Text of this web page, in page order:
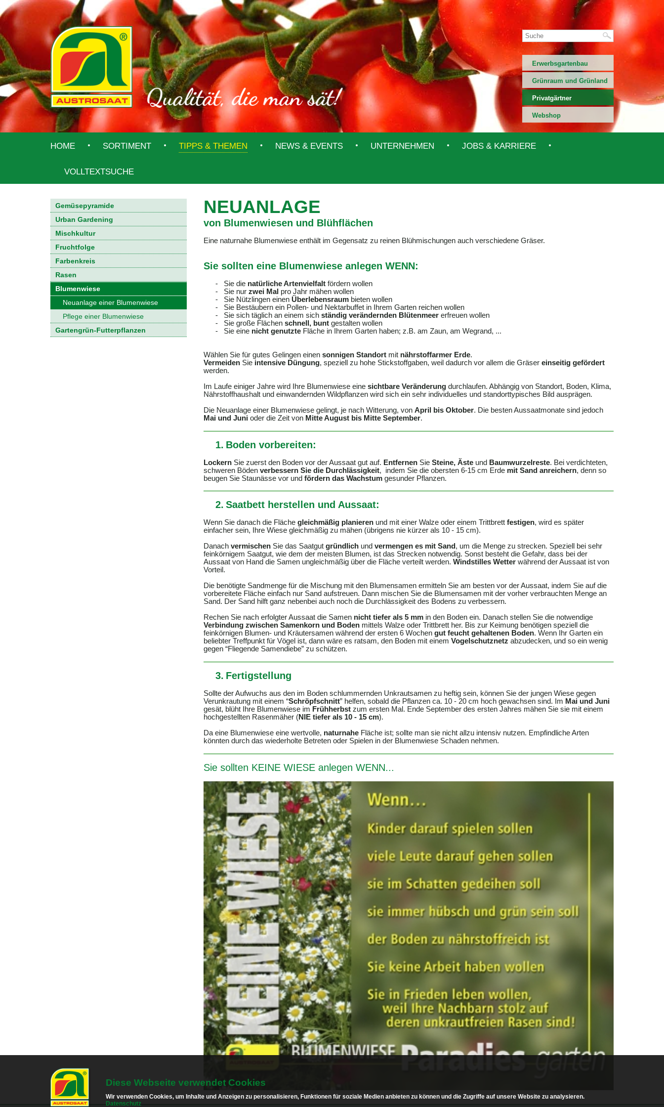
Erwerbsgartenbau
Grünraum und Grünland
Privatgärtner
Webshop
HOME SORTIMENT TIPPS & THEMEN NEWS & EVENTS UNTERNEHMEN JOBS & KARRIERE
VOLLTEXTSUCHE
Gemüsepyramide
Urban Gardening
Mischkultur
Fruchtfolge
Farbenkreis
Rasen
Blumenwiese
Neuanlage einer Blumenwiese
Pflege einer Blumenwiese
Gartengrün-Futterpflanzen
NEUANLAGE
von Blumenwiesen und Blühflächen
Eine naturnahe Blumenwiese enthält im Gegensatz zu reinen Blühmischungen auch verschiedene Gräser.
Sie sollten eine Blumenwiese anlegen WENN:
- Sie die natürliche Artenvielfalt fördern wollen
-
Sie nur zwei Mal pro Jahr mähen wollen
-
Sie Nützlingen einen Überlebensraum bieten wollen
-
Sie Bestäubern ein Pollen- und Nektarbuffet in Ihrem Garten reichen wollen
-
Sie sich täglich an einem sich ständig verändernden Blütenmeer erfreuen wollen
-
Sie große Flächen schnell, bunt gestalten wollen
-
Sie eine nicht genutzte Fläche in Ihrem Garten haben; z.B. am Zaun, am Wegrand, ...
Wählen Sie für gutes Gelingen einen sonnigen Standort mit nährstoffarmer Erde.
Vermeiden Sie intensive Düngung, speziell zu hohe Stickstoffgaben, weil dadurch vor allem die Gräser einseitig gefördert
werden.
Im Laufe einiger Jahre wird Ihre Blumenwiese eine sichtbare Veränderung durchlaufen. Abhängig von Standort, Boden, Klima,
Nährstoffhaushalt und einwandernden Wildpflanzen wird sich ein sehr individuelles und standorttypisches Bild ausprägen.
Die Neuanlage einer Blumenwiese gelingt, je nach Witterung, von April bis Oktober. Die besten Aussaatmonate sind jedoch
Mai und Juni oder die Zeit von Mitte August bis Mitte September.
1. Boden vorbereiten:
Lockern Sie zuerst den Boden vor der Aussaat gut auf. Entfernen Sie Steine, Äste und Baumwurzelreste. Bei verdichteten,
schweren Böden verbessern Sie die Durchlässigkeit, indem Sie die obersten 6-15 cm Erde mit Sand anreichern, denn so
beugen Sie Staunässe vor und fördern das Wachstum gesunder Pflanzen.
2. Saatbett herstellen und Aussaat:
Wenn Sie danach die Fläche gleichmäßig planieren und mit einer Walze oder einem Trittbrett festigen, wird es später
einfacher sein, Ihre Wiese gleichmäßig zu mähen (übrigens nie kürzer als 10 - 15 cm).
Danach vermischen Sie das Saatgut gründlich und vermengen es mit Sand, um die Menge zu strecken. Speziell bei sehr
feinkörnigem Saatgut, wie dem der meisten Blumen, ist das Strecken notwendig. Sonst besteht die Gefahr, dass bei der
Aussaat von Hand die Samen ungleichmäßig über die Fläche verteilt werden. Windstilles Wetter während der Aussaat ist von
Vorteil.
Die benötigte Sandmenge für die Mischung mit den Blumensamen ermitteln Sie am besten vor der Aussaat, indem Sie auf die
vorbereitete Fläche einfach nur Sand aufstreuen. Dann mischen Sie die Blumensamen mit der vorher verbrauchten Menge an
Sand. Der Sand hilft ganz nebenbei auch noch die Durchlässigkeit des Bodens zu verbessern.
Rechen Sie nach erfolgter Aussaat die Samen nicht tiefer als 5 mm in den Boden ein. Danach stellen Sie die notwendige
Verbindung zwischen Samenkorn und Boden mittels Walze oder Trittbrett her. Bis zur Keimung benötigen speziell die
feinkörnigen Blumen- und Kräutersamen während der ersten 6 Wochen gut feucht gehaltenen Boden. Wenn Ihr Garten ein
beliebter Treffpunkt für Vögel ist, dann wäre es ratsam, den Boden mit einem Vogelschutznetz abzudecken, und so ein wenig
gegen “Fliegende Samendiebe” zu schützen.
3. Fertigstellung
Sollte der Aufwuchs aus den im Boden schlummernden Unkrautsamen zu heftig sein, können Sie der jungen Wiese gegen
Verunkrautung mit einem “Schröpfschnitt” helfen, sobald die Pflanzen ca. 10 - 20 cm hoch gewachsen sind. Im Mai und Juni
gesät, blüht Ihre Blumenwiese im Frühherbst zum ersten Mal. Ende September des ersten Jahres mähen Sie sie mit einem
hochgestellten Rasenmäher (NIE tiefer als 10 - 15 cm).
Da eine Blumenwiese eine wertvolle, naturnahe Fläche ist; sollte man sie nicht allzu intensiv nutzen. Empfindliche Arten
könnten durch das wiederholte Betreten oder Spielen in der Blumenwiese Schaden nehmen.
Sie sollten KEINE WIESE anlegen WENN...
Diese Webseite verwendet Cookies
Wir verwenden Cookies, um Inhalte und Anzeigen zu personalisieren, Funktionen für soziale Medien anbieten zu können und die Zugriffe auf unsere Website zu analysieren.
Datenschutz